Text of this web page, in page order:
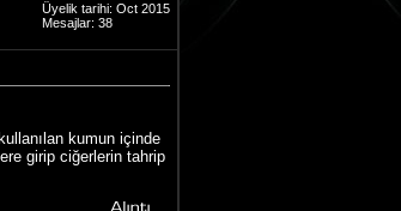
Üyelik tarihi: Oct 2015
Mesajlar: 38
kumun içinde
girip ciğerlerin tahrip